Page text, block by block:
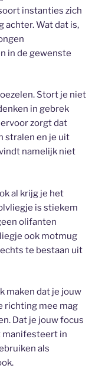
instanties zich
achter. Wat dat is,
in de gewenste
Stort je niet
in gebrek
zorgt dat
stralen en je uit
namelijk niet
al krijg je het
is stiekem
olifanten
ook motmug
te bestaan uit
maken dat je jouw
richting mee mag
Dat je jouw focus
manifesteert in
als